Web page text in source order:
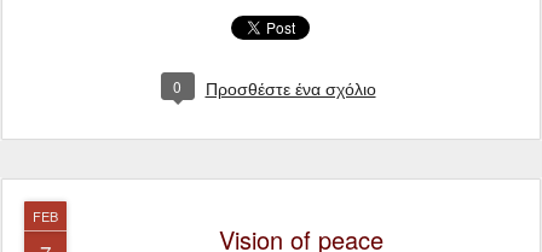
0 Προσθέστε ένα σχόλιο
FEB
Vision of peace